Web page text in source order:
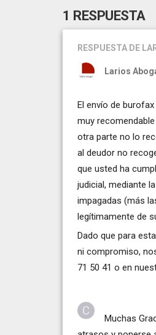
1 RESPUESTA
RESPUESTA DE
Larios
El envío de
muy
otra parte no lo
al deudor no
que usted ha
judicial, mediante
impagadas (más
legítimamente de
Dado que para
ni compromiso,
71 50 41 o en
Muchas